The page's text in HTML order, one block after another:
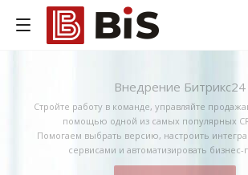
Внедрение Битрикс24
Стройте работу в команде, управляйте
помощью одной из самых популярных
Помогаем выбрать версию, настроить
сервисами и автоматизировать